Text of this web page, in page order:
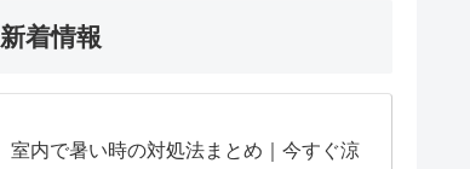
新着情報
室内で暑い時の対処法まとめ｜今すぐ涼